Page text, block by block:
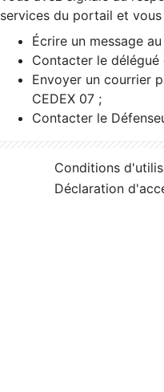
services du portail et vous
Écrire un message
Contacter le
Envoyer un courrier
CEDEX 07 ;
Contacter le
Conditions
Déclaration